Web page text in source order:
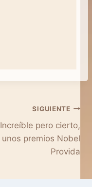
SIGUIENTE
Increíble pero cierto,
unos premios Nobel
Provida